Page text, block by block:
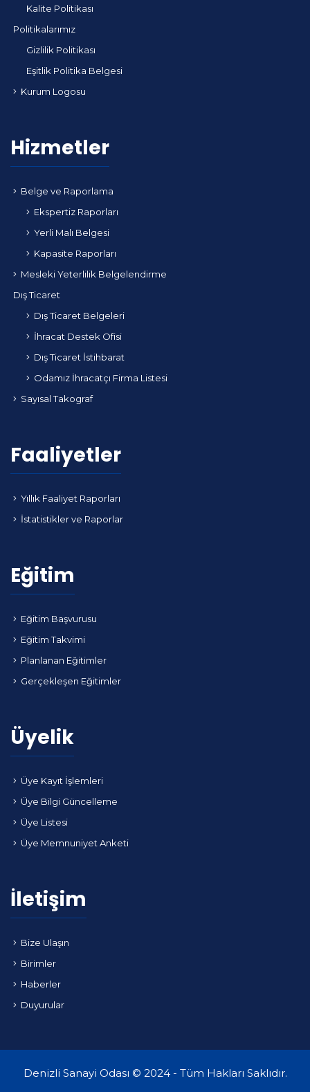
Kalite Politikası
Politikalarımız
Gizlilik Politikası
Eşitlik Politika Belgesi
Kurum Logosu
Hizmetler
Belge ve Raporlama
Ekspertiz Raporları
Yerli Malı Belgesi
Kapasite Raporları
Mesleki Yeterlilik Belgelendirme
Dış Ticaret
Dış Ticaret Belgeleri
İhracat Destek Ofisi
Dış Ticaret İstihbarat
Odamız İhracatçı Firma Listesi
Sayısal Takograf
Faaliyetler
Yıllık Faaliyet Raporları
İstatistikler ve Raporlar
Eğitim
Eğitim Başvurusu
Eğitim Takvimi
Planlanan Eğitimler
Gerçekleşen Eğitimler
Üyelik
Üye Kayıt İşlemleri
Üye Bilgi Güncelleme
Üye Listesi
Üye Memnuniyet Anketi
İletişim
Bize Ulaşın
Birimler
Haberler
Duyurular
Denizli Sanayi Odası © 2024 - Tüm Hakları Saklıdır.